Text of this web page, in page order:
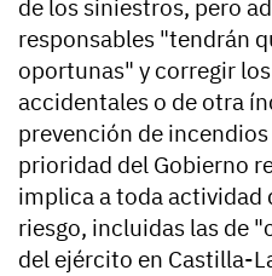
de los siniestros, pero
responsables "tendrán
oportunas" y corregir
accidentales o de otra
prevención de
prioridad del Gobierno
implica a toda actividad
riesgo, incluidas las de
del ejército en Castilla-